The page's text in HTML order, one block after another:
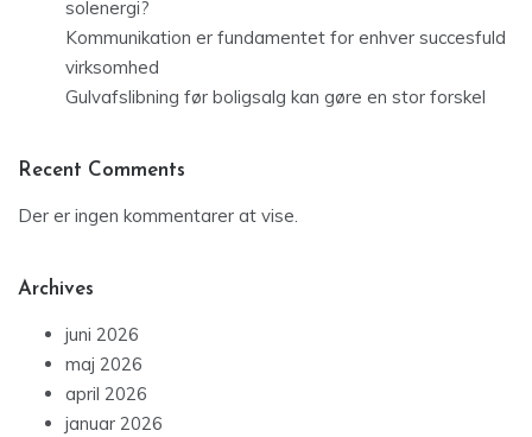
solenergi?
Kommunikation er fundamentet for enhver succesfuld
virksomhed
Gulvafslibning før boligsalg kan gøre en stor forskel
Recent Comments
Der er ingen kommentarer at vise.
Archives
juni 2026
maj 2026
april 2026
januar 2026